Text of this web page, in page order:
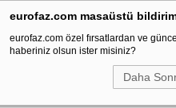
eurofaz.com masaüstü
eurofaz.com özel fırsatlardan ve
haberiniz olsun ister misiniz?
Daha